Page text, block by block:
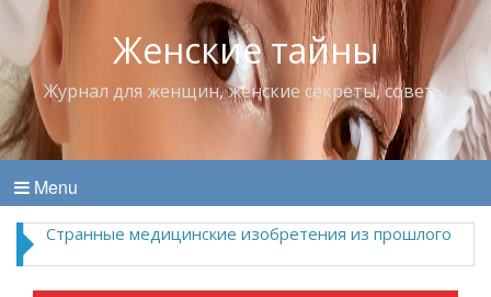
Женские тайны
Журнал для женщин, женские секреты, советы
Menu
Странные медицинские изобретения из прошлого